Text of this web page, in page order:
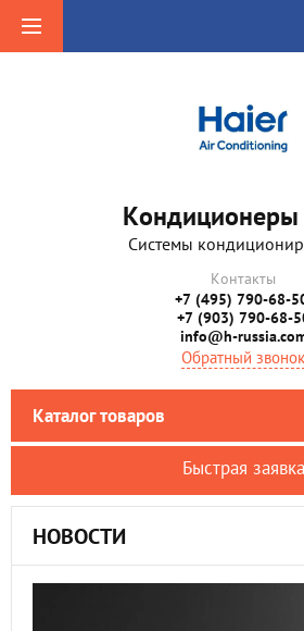
Кондиционеры
Системы
Контакты
+7 (495) 790-68-
+7 (903) 790-68-
info@h-
Обратный звонок
Каталог товаров
Быстрая заявка
НОВОСТИ